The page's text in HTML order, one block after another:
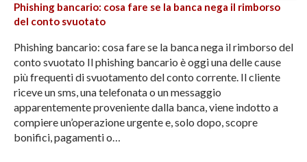
Phishing bancario: cosa fare se la banca nega il rimborso
del conto svuotato
Phishing bancario: cosa fare se la banca nega il rimborso del
conto svuotato Il phishing bancario è oggi una delle cause
più frequenti di svuotamento del conto corrente. Il cliente
riceve un sms, una telefonata o un messaggio
apparentemente proveniente dalla banca, viene indotto a
compiere un’operazione urgente e, solo dopo, scopre
bonifici, pagamenti o…